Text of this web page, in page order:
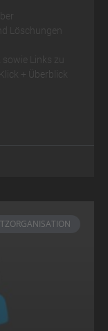
Löschungen
Links zu
+ Überblick